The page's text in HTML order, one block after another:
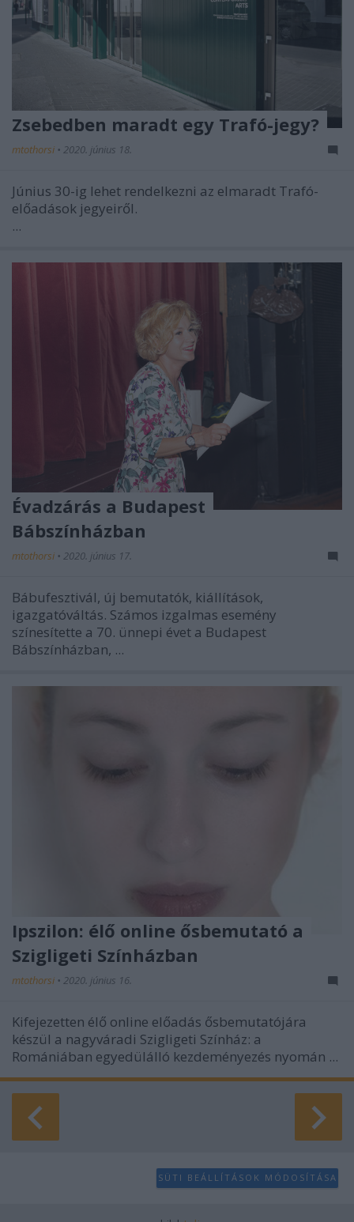
Zsebedben maradt egy Trafó-jegy?
mtothorsi • 2020. június 18.
Június 30-ig lehet rendelkezni az elmaradt Trafó-
előadások jegyeiről.
...
Évadzárás a Budapest
Bábszínházban
mtothorsi • 2020. június 17.
Bábufesztivál, új bemutatók, kiállítások,
igazgatóváltás. Számos izgalmas esemény
színesítette a 70. ünnepi évet a Budapest
Bábszínházban, ...
Ipszilon: élő online ősbemutató a
Szigligeti Színházban
mtothorsi • 2020. június 16.
Kifejezetten élő online előadás ősbemutatójára
készül a nagyváradi Szigligeti Színház: a
Romániában egyedülálló kezdeményezés nyomán ...
SÜTI BEÁLLÍTÁSOK MÓDOSÍTÁSA